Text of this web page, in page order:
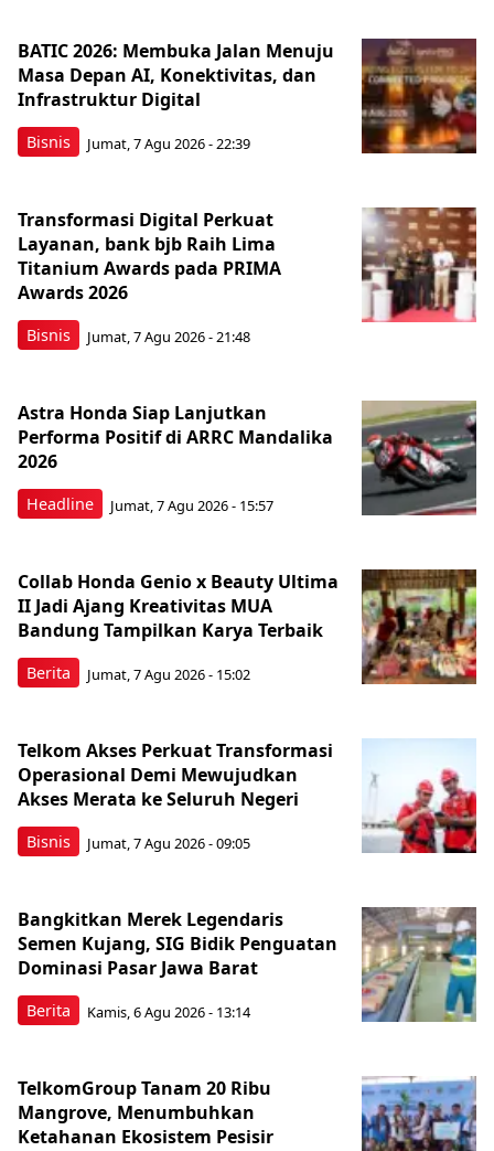
Bisnis
BATIC 2026: Membuka Jalan Menuju
Masa Depan AI, Konektivitas, dan
Infrastruktur Digital
Jumat, 7 Agu 2026 - 22:39
Bisnis
Transformasi Digital Perkuat
Layanan, bank bjb Raih Lima
Titanium Awards pada PRIMA
Awards 2026
Jumat, 7 Agu 2026 - 21:48
Headline
Astra Honda Siap Lanjutkan
Performa Positif di ARRC Mandalika
2026
Jumat, 7 Agu 2026 - 15:57
Berita
Collab Honda Genio x Beauty Ultima
II Jadi Ajang Kreativitas MUA
Bandung Tampilkan Karya Terbaik
Jumat, 7 Agu 2026 - 15:02
Bisnis
Telkom Akses Perkuat Transformasi
Operasional Demi Mewujudkan
Akses Merata ke Seluruh Negeri
Jumat, 7 Agu 2026 - 09:05
Berita
Bangkitkan Merek Legendaris
Semen Kujang, SIG Bidik Penguatan
Dominasi Pasar Jawa Barat
Kamis, 6 Agu 2026 - 13:14
TelkomGroup Tanam 20 Ribu
Mangrove, Menumbuhkan
Ketahanan Ekosistem Pesisir